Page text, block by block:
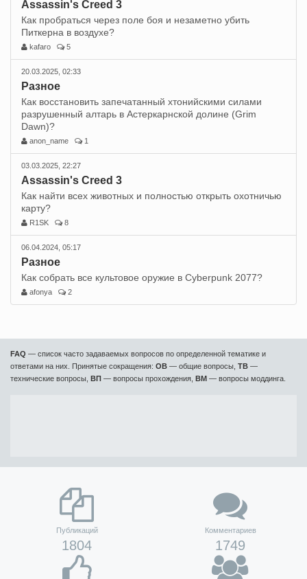
Assassin's Creed 3
Как пробраться через поле боя и незаметно убить
Питкерна в воздухе?
kafaro 5
20.03.2025, 02:33
Разное
Как восстановить запечатанный хтонийскими силами
разрушенный алтарь в Астеркарнской долине (Grim
Dawn)?
anon_name 1
03.03.2025, 22:27
Assassin's Creed 3
Как найти всех животных и полностью открыть охотничью
карту?
R1SK 8
06.04.2024, 05:17
Разное
Как собрать все культовое оружие в Cyberpunk 2077?
afonya 2
FAQ — список часто задаваемых вопросов по определенной тематике и
ответами на них. Принятые сокращения: ОВ — общие вопросы, ТВ —
технические вопросы, ВП — вопросы прохождения, ВМ — вопросы моддинга.
Публикаций
1804
Комментариев
1749